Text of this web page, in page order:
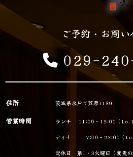
ご予約・お問
029-
住所 茨城県水戸市笠原1189
営業時間
ランチ 11:00 - 15:00（
ディナー 17:00 - 22:00（
定休日 第1・3火曜日（変更の